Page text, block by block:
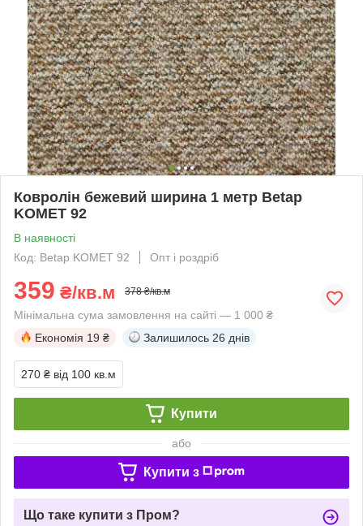
Ковролін бежевий ширина 1 метр Betap
KOMET 92
В наявності
Код: Betap KOMET 92
Опт і роздріб
359 ₴/кв.м 378 ₴/кв.м
Мінімальна сума замовлення на сайті — 1 000 ₴
Економія 19 ₴ Залишилось 26 днів
270 ₴ від 100 кв.м
Купити
або
Купити з
Що таке купити з Пром?